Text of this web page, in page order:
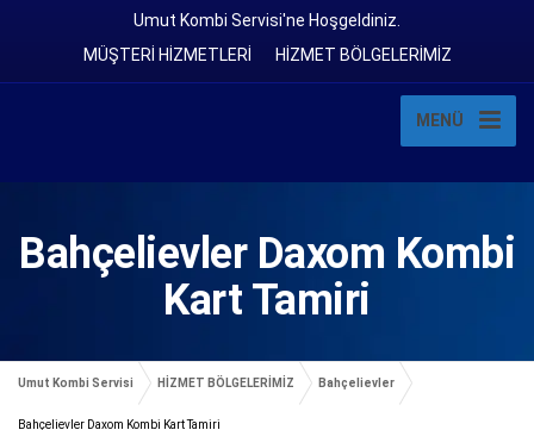
Umut Kombi Servisi'ne Hoşgeldiniz.
MÜŞTERİ HİZMETLERİ
HİZMET BÖLGELERİMİZ
MENÜ
Bahçelievler Daxom Kombi
Kart Tamiri
Umut Kombi Servisi HİZMET BÖLGELERİMİZ Bahçelievler
Bahçelievler Daxom Kombi Kart Tamiri